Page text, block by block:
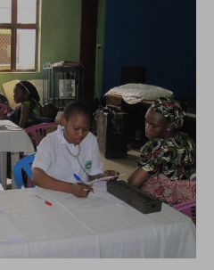
alcuni cookie può
Piattaforma e il suo
le mie scelte”, la
verrà salvata. Se non è
premere questo pulsante
Per ulteriori informazioni, è
Ulteriori informazioni